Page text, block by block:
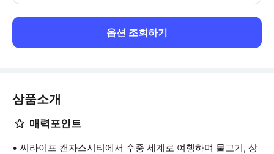
옵션 조회하기
상품소개
매력포인트
씨라이프 캔자스시티에서 수중 세계로 여행하며 물고기, 상